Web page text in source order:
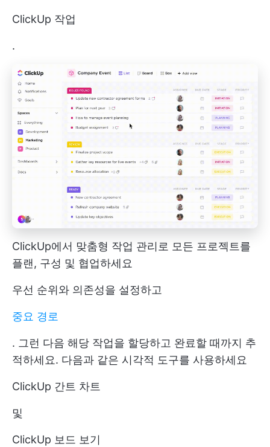
ClickUp 작업
.
ClickUp에서 맞춤형 작업 관리로 모든 프로젝트를
플랜, 구성 및 협업하세요
우선 순위와 의존성을 설정하고
중요 경로
. 그런 다음 해당 작업을 할당하고 완료할 때까지 추
적하세요. 다음과 같은 시각적 도구를 사용하세요
ClickUp 간트 차트
및
ClickUp 보드 보기